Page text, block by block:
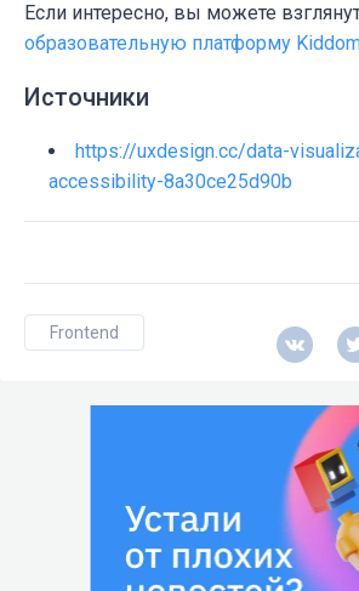
Если интересно, вы можете
образовательную платформу
Источники
https://uxdesign.cc/data-
accessibility-8a30ce25d90b
Frontend